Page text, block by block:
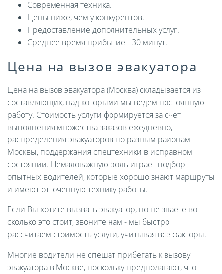
Современная техника.
Цены ниже, чем у конкурентов.
Предоставление дополнительных услуг.
Среднее время прибытие - 30 минут.
Цена на вызов эвакуатора
Цена на вызов эвакуатора (Москва) складывается из
составляющих, над которыми мы ведем постоянную
работу. Стоимость услуги формируется за счет
выполнения множества заказов ежедневно,
распределения эвакуаторов по разным районам
Москвы, поддержания спецтехники в исправном
состоянии. Немаловажную роль играет подбор
опытных водителей, которые хорошо знают маршруты
и имеют отточенную технику работы.
Если Вы хотите вызвать эвакуатор, но не знаете во
сколько это стоит, звоните нам - мы быстро
рассчитаем стоимость услуги, учитывая все факторы.
Многие водители не спешат прибегать к вызову
эвакуатора в Москве, поскольку предполагают, что